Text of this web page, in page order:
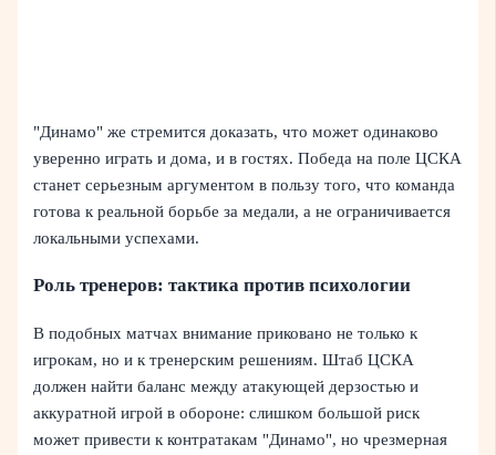
"Динамо" же стремится доказать, что может одинаково
уверенно играть и дома, и в гостях. Победа на поле ЦСКА
станет серьезным аргументом в пользу того, что команда
готова к реальной борьбе за медали, а не ограничивается
локальными успехами.
Роль тренеров: тактика против психологии
В подобных матчах внимание приковано не только к
игрокам, но и к тренерским решениям. Штаб ЦСКА
должен найти баланс между атакующей дерзостью и
аккуратной игрой в обороне: слишком большой риск
может привести к контратакам "Динамо", но чрезмерная